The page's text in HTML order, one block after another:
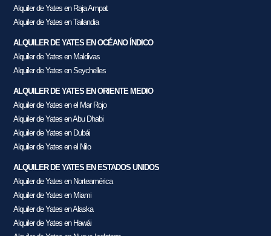
Alquiler de Yates en Raja Ampat
Alquiler de Yates en Tailandia
ALQUILER DE YATES EN OCÉANO ÍNDICO
Alquiler de Yates en Maldivas
Alquiler de Yates en Seychelles
ALQUILER DE YATES EN ORIENTE MEDIO
Alquiler de Yates en el Mar Rojo
Alquiler de Yates en Abu Dhabi
Alquiler de Yates en Dubái
Alquiler de Yates en el Nilo
ALQUILER DE YATES EN ESTADOS UNIDOS
Alquiler de Yates en Norteamérica
Alquiler de Yates en Miami
Alquiler de Yates en Alaska
Alquiler de Yates en Hawái